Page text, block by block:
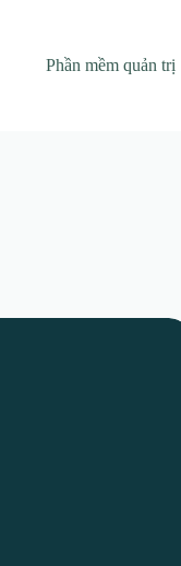
Phần mềm quản trị